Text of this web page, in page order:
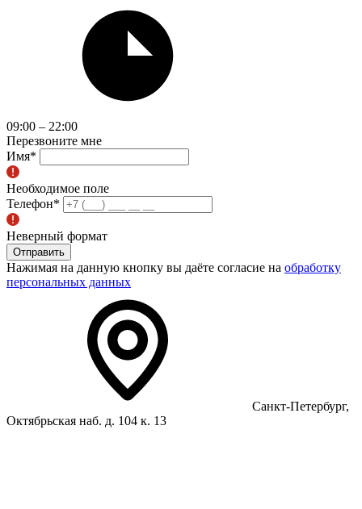
09:00 – 22:00
Перезвоните мне
Имя*
Необходимое поле
Телефон*
Неверный формат
Отправить
Нажимая на данную кнопку вы даёте согласие на обработку
персональных данных
Санкт-Петербург,
Октябрьская наб. д. 104 к. 13